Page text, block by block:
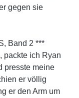
gegen sie
Band 2 ***
packte ich Ryan
presste meine
er völlig
er den Arm um